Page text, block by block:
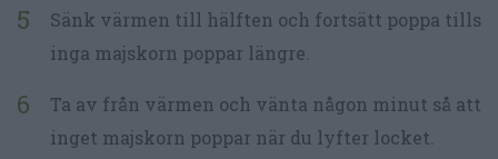
Sänk värmen till hälften och fortsätt poppa tills
inga majskorn poppar längre.
Ta av från värmen och vänta någon minut så att
inget majskorn poppar när du lyfter locket.